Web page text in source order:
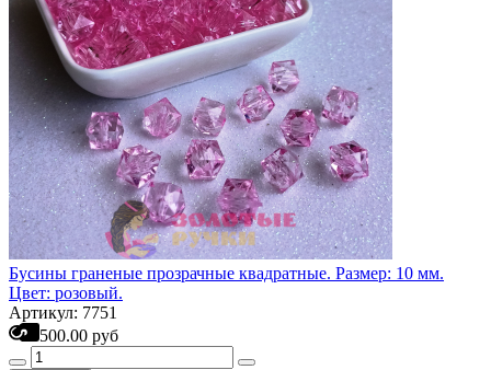
Бусины граненые прозрачные квадратные. Размер: 10 мм.
Цвет: розовый.
Артикул: 7751
500.00 руб